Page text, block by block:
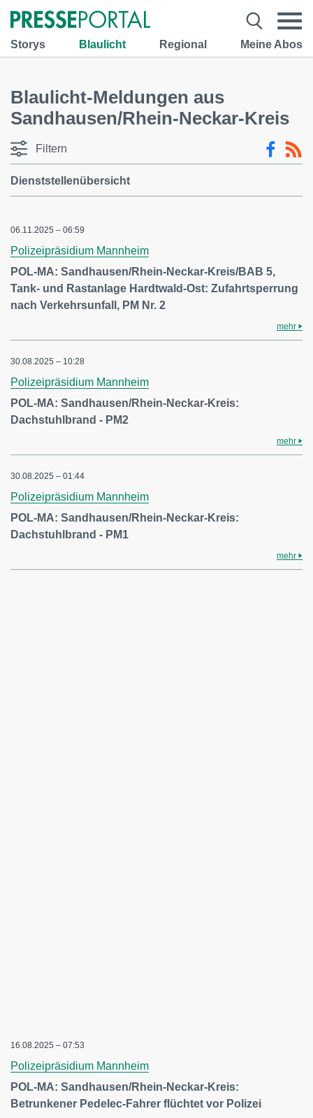
Storys Blaulicht Regional Meine Abos
Blaulicht-Meldungen aus
Sandhausen/Rhein-Neckar-Kreis
Filtern
Dienststellenübersicht
06.11.2025 – 06:59
Polizeipräsidium Mannheim
POL-MA: Sandhausen/Rhein-Neckar-Kreis/BAB 5,
Tank- und Rastanlage Hardtwald-Ost: Zufahrtsperrung
nach Verkehrsunfall, PM Nr. 2
mehr
30.08.2025 – 10:28
Polizeipräsidium Mannheim
POL-MA: Sandhausen/Rhein-Neckar-Kreis:
Dachstuhlbrand - PM2
mehr
30.08.2025 – 01:44
Polizeipräsidium Mannheim
POL-MA: Sandhausen/Rhein-Neckar-Kreis:
Dachstuhlbrand - PM1
mehr
16.08.2025 – 07:53
Polizeipräsidium Mannheim
POL-MA: Sandhausen/Rhein-Neckar-Kreis:
Betrunkener Pedelec-Fahrer flüchtet vor Polizei